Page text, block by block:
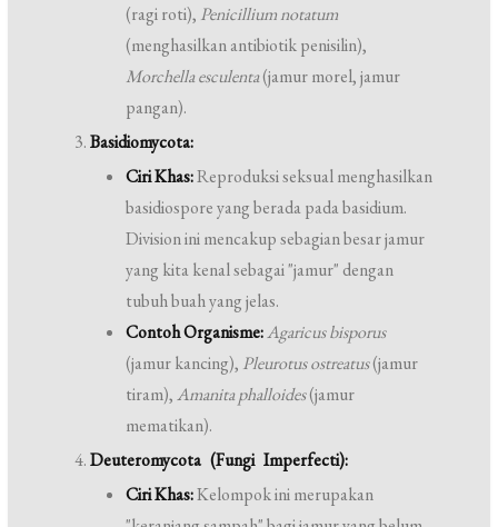
(ragi roti), Penicillium notatum
(menghasilkan antibiotik penisilin),
Morchella esculenta(jamur morel, jamur
pangan).
Basidiomycota:
Ciri Khas:Reproduksi seksual menghasilkan
basidiospore yang berada pada basidium.
Division ini mencakup sebagian besar jamur
yang kita kenal sebagai "jamur" dengan
tubuh buah yang jelas.
Contoh Organisme:Agaricus bisporus
(jamur kancing), Pleurotus ostreatus(jamur
tiram),Amanita phalloides(jamur
mematikan).
Deuteromycota (Fungi Imperfecti):
Ciri Khas:Kelompok ini merupakan